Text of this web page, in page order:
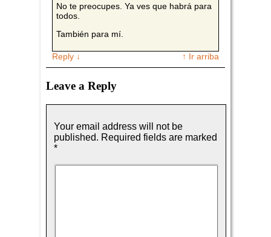
No te preocupes. Ya ves que habrá para
todos.
También para mí.
Reply ↓ ↑ Ir arriba
Leave a Reply
Your email address will not be
published. Required fields are marked
*